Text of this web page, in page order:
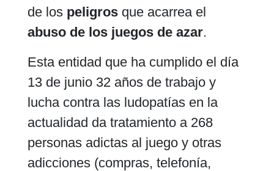
de los peligrosque acarrea el
abuso de los juegos de azar.
Esta entidad que ha cumplido el día
13 de junio 32 años de trabajo y
lucha contra las ludopatías en la
actualidad da tratamiento a 268
personas adictas al juego y otras
adicciones (compras, telefonía,